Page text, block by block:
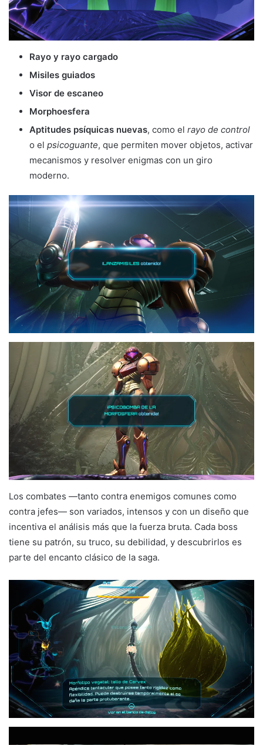
Rayo y rayo cargado
Misiles guiados
Visor de escaneo
Morphoesfera
Aptitudes psíquicas nuevas, como el rayo de control
o el psicoguante, que permiten mover objetos, activar
mecanismos y resolver enigmas con un giro
moderno.
Los combates —tanto contra enemigos comunes como
contra jefes— son variados, intensos y con un diseño que
incentiva el análisis más que la fuerza bruta. Cada boss
tiene su patrón, su truco, su debilidad, y descubrirlos es
parte del encanto clásico de la saga.